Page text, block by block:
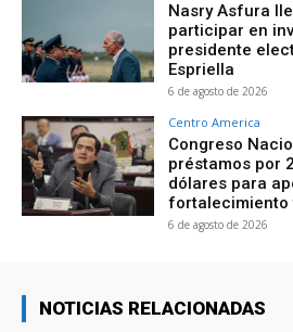
Nasry Asfura
participar en
presidente
Espriella
6 de agosto de 2026
Centro America
Congreso
préstamos por
dólares para
fortalecimiento
6 de agosto de 2026
NOTICIAS RELACIONADAS